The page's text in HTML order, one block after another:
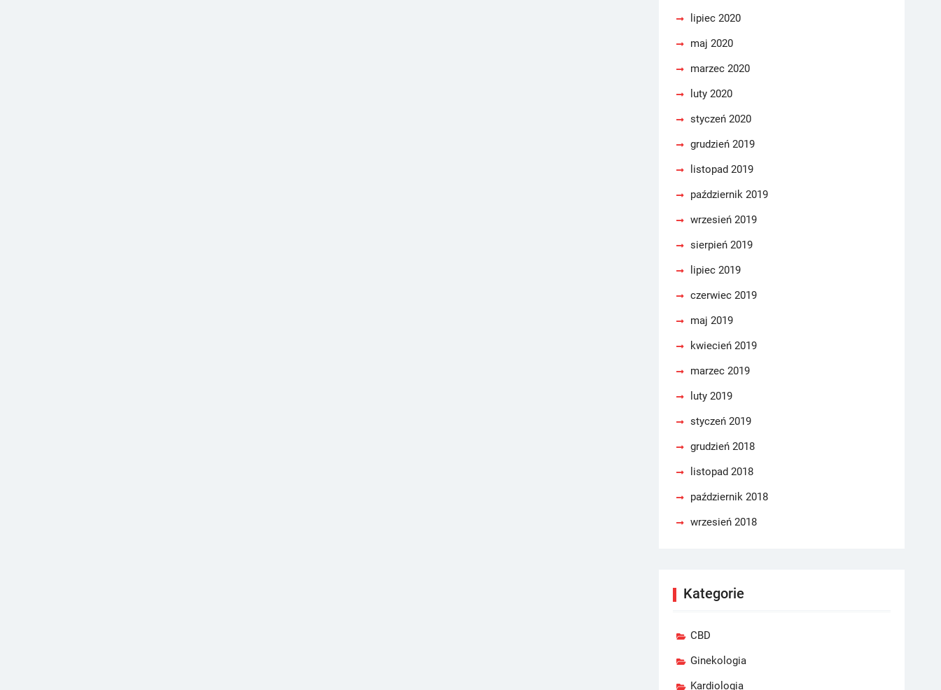
lipiec 2020
maj 2020
marzec 2020
luty 2020
styczeń 2020
grudzień 2019
listopad 2019
październik 2019
wrzesień 2019
sierpień 2019
lipiec 2019
czerwiec 2019
maj 2019
kwiecień 2019
marzec 2019
luty 2019
styczeń 2019
grudzień 2018
listopad 2018
październik 2018
wrzesień 2018
Kategorie
CBD
Ginekologia
Kardiologia